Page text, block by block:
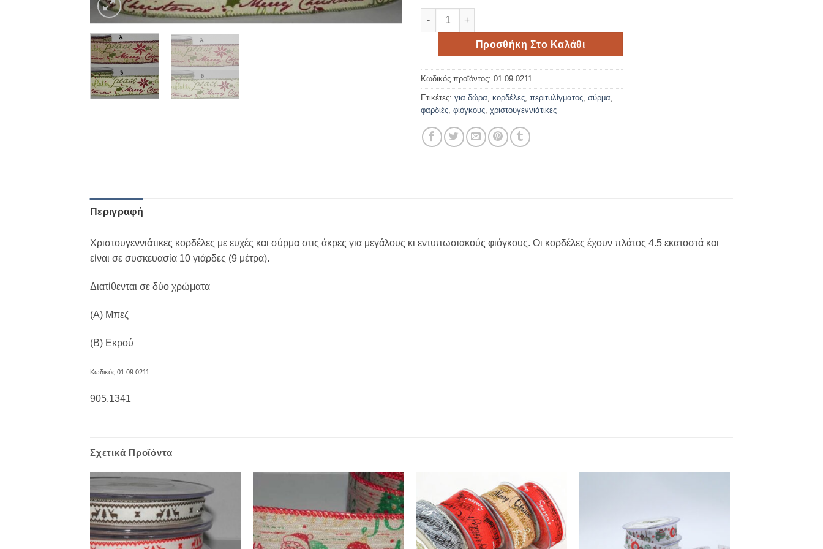
Χριστουγεννιάτικες κορδέλες 4.5cm*10yds ποσότητα
Προσθήκη Στο Καλάθι
Κωδικός προϊόντος: 01.09.0211
Ετικέτες: για δώρα κορδέλες περιτυλίγματος σύρμα
φαρδιές φιόγκους χριστουγεννιάτικες
Περιγραφή
Χριστουγεννιάτικες κορδέλες με ευχές και σύρμα στις άκρες για μεγάλους κι εντυπωσιακούς φιόγκους. Οι κορδέλες έχουν πλάτος 4.5 εκατοστά και
είναι σε συσκευασία 10 γιάρδες (9 μέτρα).
Διατίθενται σε δύο χρώματα
(Α) Μπεζ
(Β) Εκρού
Κωδικός 01.09.0211
905.1341
Σχετικά Προϊόντα